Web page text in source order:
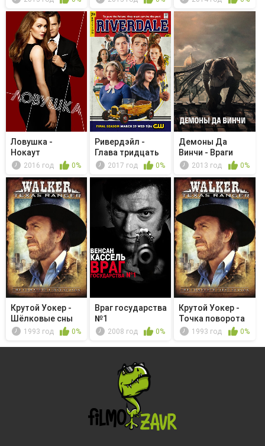
Ловушка -
Нокаут
2016 год 0%
Ривердэйл -
Глава тридцать
седьмая. В...
2017 год 0%
Демоны Да
Винчи - Враги
человека
2013 год 0%
Крутой Уокер -
Шёлковые сны
1993 год 0%
Враг государства
№1
2008 год 0%
Крутой Уокер -
Точка поворота
1993 год 0%